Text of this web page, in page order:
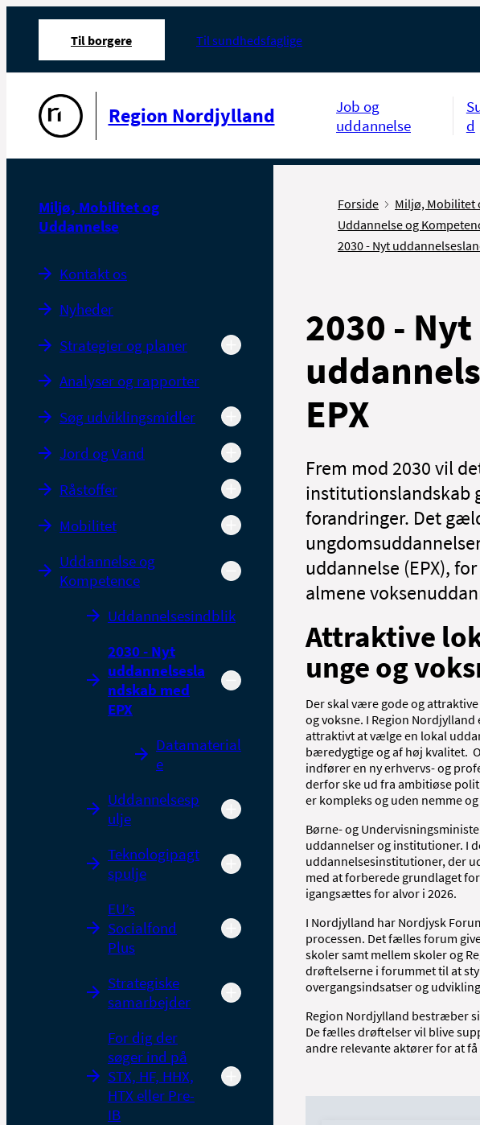
Til borgere Til sundhedsfaglige
Region Nordjylland
Job og
uddannelse
d
Miljø, Mobilitet og
Uddannelse
Kontakt os
Nyheder
Strategier og planer
Analyser og rapporter
Søg udviklingsmidler
Jord og Vand
Råstoffer
Mobilitet
Uddannelse og
Kompetence
Uddannelsesindblik
2030 - Nyt
uddannelsesla
ndskab med
EPX
Datamaterial
e
Uddannelsesp
ulje
Teknologipagt
spulje
EU’s
Socialfond
Plus
Strategiske
samarbejder
For dig der
søger ind på
STX, HF, HHX,
HTX eller Pre-
IB
Forside
Miljø, Mobilitet
Uddannelse og
2030 - Nyt
2030 - Nyt
EPX
Frem mod 2030 vil
institutionslandskab
forandringer. Det
uddannelse (EPX),
almene
Attraktive
unge og
Der skal være gode og
og voksne. I Region
attraktivt at vælge en lokal
bæredygtige og af høj kvalitet.
indfører en ny erhvervs- og
derfor ske ud fra ambitiøse
er kompleks og uden nemme
Børne- og
uddannelser og institutioner. I
uddannelsesinstitutioner, der
med at forberede grundlaget
igangsættes for alvor i 2026.
I Nordjylland har Nordjysk
processen. Det fælles forum
skoler samt mellem skoler og
drøftelserne i forummet til at
overgangsindsatser og
Region Nordjylland bestræber
De fælles drøftelser vil blive
andre relevante aktører for at